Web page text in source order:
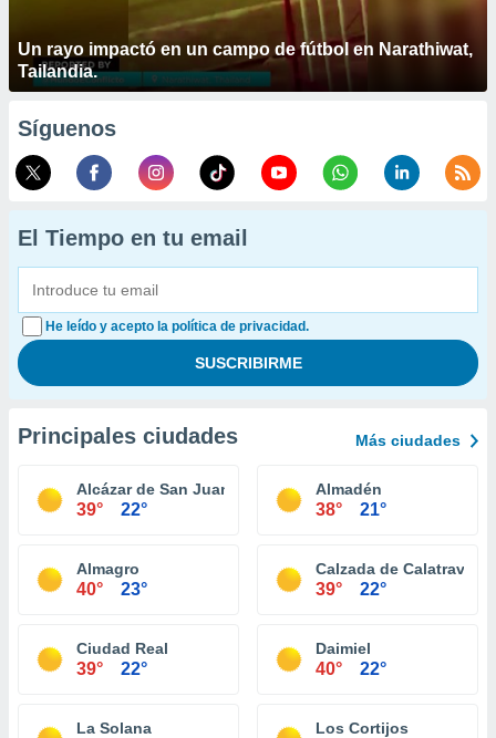
Un rayo impactó en un campo de fútbol en Narathiwat,
Tailandia.
Síguenos
El Tiempo en tu email
He leído y acepto la política de privacidad.
Principales ciudades Más ciudades
Alcázar de San Juan
39° 22°
Almadén
38° 21°
Almagro
40° 23°
Calzada de Calatrava
39° 22°
Ciudad Real
39° 22°
Daimiel
40° 22°
La Solana Los Cortijos